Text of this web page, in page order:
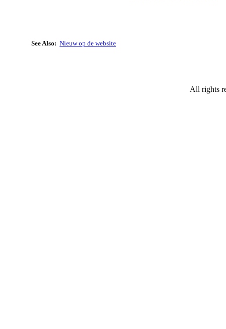
See Also: Nieuw op de website
All rights